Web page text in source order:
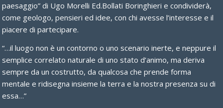
paesaggio” di Ugo Morelli Ed.Bollati Boringhieri e condividerà,
come geologo, pensieri ed idee, con chi avesse l’interesse e il
piacere di partecipare.
“…il luogo non è un contorno o uno scenario inerte, e neppure il
semplice correlato naturale di uno stato d’animo, ma deriva
sempre da un costrutto, da qualcosa che prende forma
mentale e ridisegna insieme la terra e la nostra presenza su di
essa…”